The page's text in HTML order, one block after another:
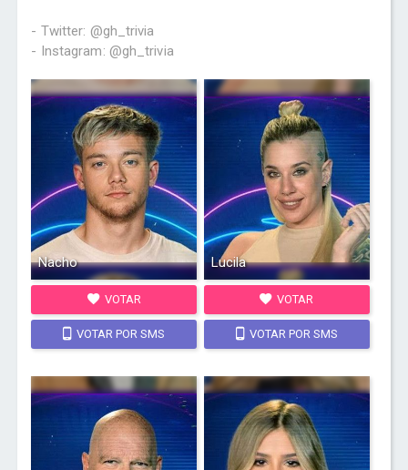
- Twitter: @gh_trivia
- Instagram: @gh_trivia
Nacho
VOTAR
VOTAR POR SMS
Lucila
VOTAR
VOTAR POR SMS